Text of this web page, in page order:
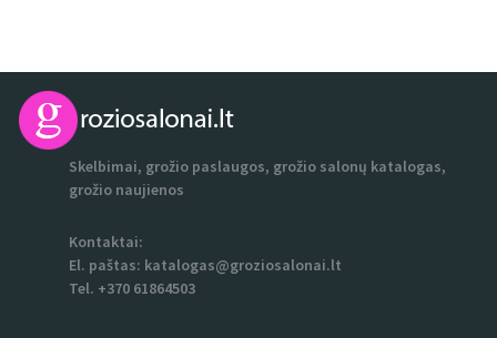
Skelbimai, grožio paslaugos, grožio salonų katalogas,
grožio naujienos
Kontaktai:
El. paštas: katalogas@groziosalonai.lt
Tel. +370 61864503